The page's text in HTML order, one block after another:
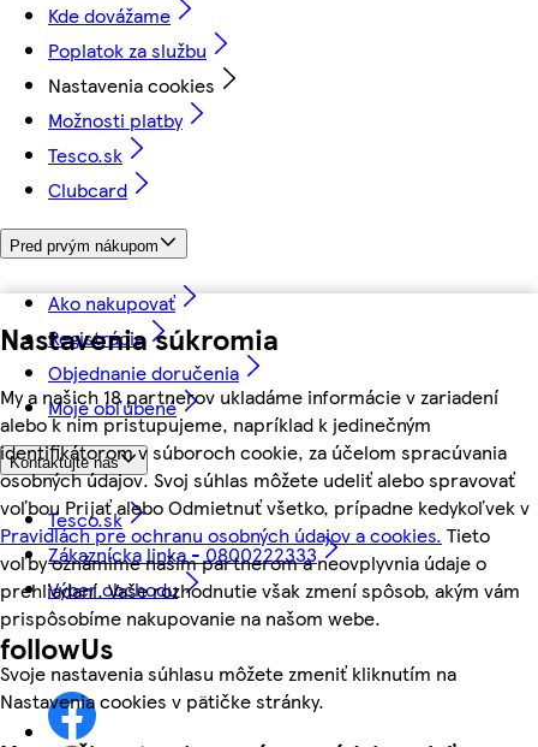
Nastavenia súkromia
My a našich 18 partnerov ukladáme informácie v zariadení
alebo k nim pristupujeme, napríklad k jedinečným
identifikátorom v súboroch cookie, za účelom spracúvania
osobných údajov. Svoj súhlas môžete udeliť alebo spravovať
voľbou Prijať alebo Odmietnuť všetko, prípadne kedykoľvek v
Pravidlách pre ochranu osobných údajov a cookies. Tieto
voľby oznámime našim partnerom a neovplyvnia údaje o
prehliadaní. Vaše rozhodnutie však zmení spôsob, akým vám
prispôsobíme nakupovanie na našom webe.
Svoje nastavenia súhlasu môžete zmeniť kliknutím na
Nastavenia cookies v pätičke stránky.
Kde dovážame
Poplatok za službu
Nastavenia cookies
Možnosti platby
Tesco.sk
Clubcard
Pred prvým nákupom
Ako nakupovať
Registrácia
Objednanie doručenia
Moje obľúbené
Kontaktujte nás
Tesco.sk
Zákaznícka linka - 0800222333
Výber obchodu
followUs